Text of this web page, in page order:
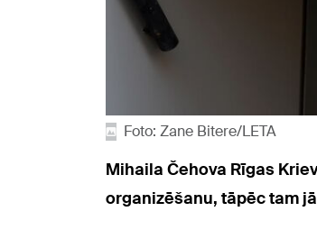
Foto: Zane Bitere/LETA
Mihaila Čehova Rīgas
organizēšanu, tāpēc tam